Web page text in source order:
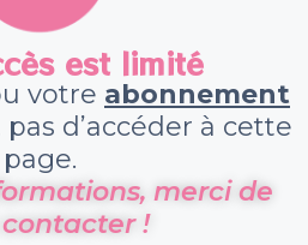
est limité
votre abonnement
d’accéder à cette
page.
merci de
!